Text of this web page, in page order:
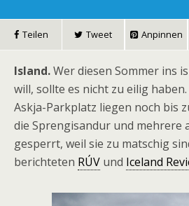
Teilen Tweet Anpinnen
Island.Wer diesen Sommer ins
will, sollte es nicht zu eilig
Askja-Parkplatz liegen noch bis
die Sprengisandur und mehrere
gesperrt, weil sie zu matschig
berichteten RÚV und Iceland